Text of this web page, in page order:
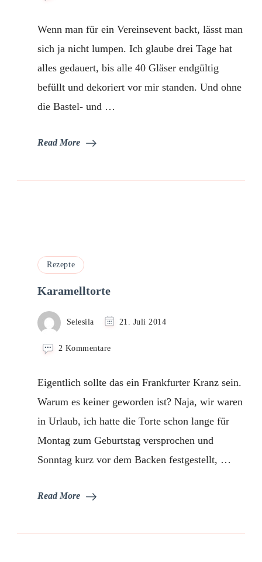
Glas
Karamellsoße
Wenn man für ein Vereinsevent backt, lässt man
sich ja nicht lumpen. Ich glaube drei Tage hat
alles gedauert, bis alle 40 Gläser endgültig
befüllt und dekoriert vor mir standen. Und ohne
die Bastel- und …
Read More
Rezepte
Karamelltorte
Selesila 21. Juli 2014
2 Kommentarezu
Eigentlich sollte das ein Frankfurter Kranz sein.
Warum es keiner geworden ist? Naja, wir waren
in Urlaub, ich hatte die Torte schon lange für
Montag zum Geburtstag versprochen und
Sonntag kurz vor dem Backen festgestellt, …
Read More